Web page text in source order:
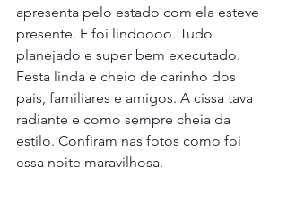
apresenta pelo estado com ela esteve
presente. E foi lindoooo. Tudo
planejado e super bem executado.
Festa linda e cheio de carinho dos
pais, familiares e amigos. A cissa tava
radiante e como sempre cheia da
estilo. Confiram nas fotos como foi
essa noite maravilhosa.